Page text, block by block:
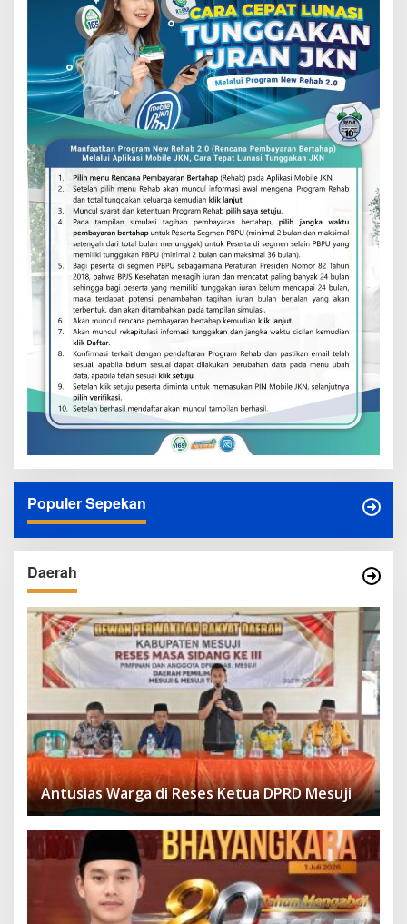
Populer Sepekan
Daerah
Antusias Warga di Reses Ketua DPRD Mesuji